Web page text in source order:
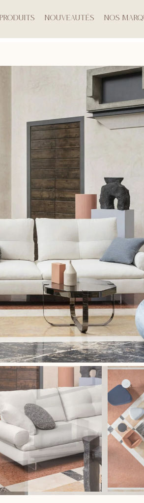
Nouveautés Nos